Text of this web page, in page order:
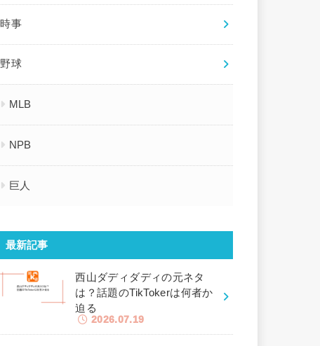
時事
野球
MLB
NPB
巨人
最新記事
西山ダディダディの元ネタ
は？話題のTikTokerは何者か
迫る
2026.07.19